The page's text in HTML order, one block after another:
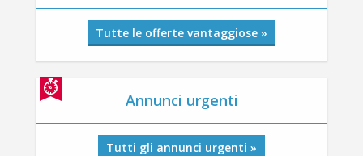
Tutte le offerte vantaggiose »
Annunci urgenti
Tutti gli annunci urgenti »